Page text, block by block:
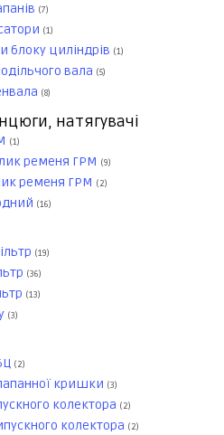
(7)
(1)
блоку циліндрів (1)
вала (5)
(8)
натягувачі
(1)
ременя ГРМ (9)
ременя ГРМ (2)
(16)
(19)
(36)
(13)
(3)
(2)
кришки (3)
колектора (2)
колектора (2)